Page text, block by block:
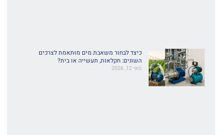
כיצד לבחור משאבת מים מותאמת לצרכים
השונים: חקלאות, תעשייה או בית?
מאי 12, 2026